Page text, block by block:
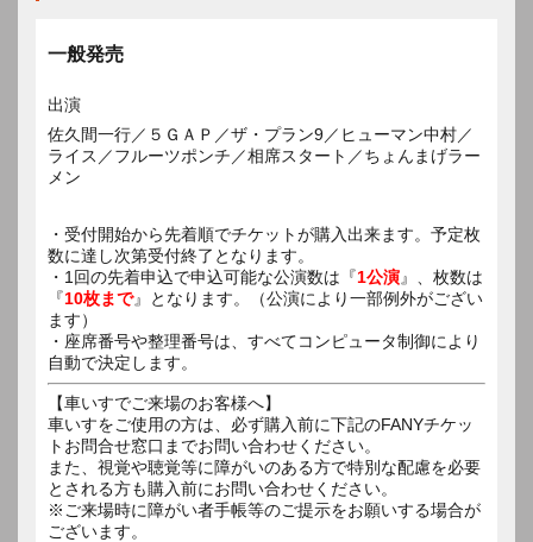
一般発売
出演
佐久間一行／５ＧＡＰ／ザ・プラン9／ヒューマン中村／
ライス／フルーツポンチ／相席スタート／ちょんまげラー
メン
・受付開始から先着順でチケットが購入出来ます。予定枚
数に達し次第受付終了となります。
・1回の先着申込で申込可能な公演数は『1公演』、枚数は
『10枚まで』となります。（公演により一部例外がござい
ます）
・座席番号や整理番号は、すべてコンピュータ制御により
自動で決定します。
【車いすでご来場のお客様へ】
車いすをご使用の方は、必ず購入前に下記のFANYチケッ
トお問合せ窓口までお問い合わせください。
また、視覚や聴覚等に障がいのある方で特別な配慮を必要
とされる方も購入前にお問い合わせください。
※ご来場時に障がい者手帳等のご提示をお願いする場合が
ございます。